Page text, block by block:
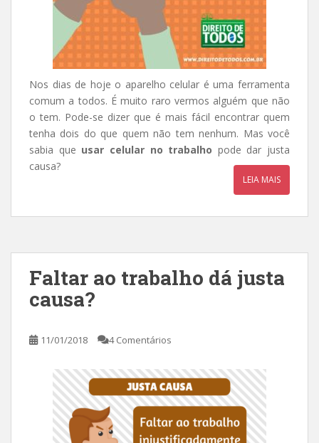
Nos dias de hoje o aparelho celular é uma ferramenta
comum a todos. É muito raro vermos alguém que não
o tem. Pode-se dizer que é mais fácil encontrar quem
tenha dois do que quem não tem nenhum. Mas você
sabia que usar celular no trabalho pode dar justa
causa?
LEIA MAIS
Faltar ao trabalho dá justa
causa?
11/01/2018 4 Comentários